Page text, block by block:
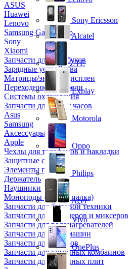
ASUS
Huawei
Lenovo
Samsung Galaxy Tab
Sony
Xiaomi
Запчасти для ноутбуков
Зарядные устройства
Матрицы/экраны/дисплеи
Переходники и кабели
Системы охлаждения
Запчасти для смарт часов
Asus
Samsung
Аксессуары
Apple
Чехлы для телефонов и накладки
Защитные стекла
Элементы питания
Держатель
Наушники
Моноподы (Селфи палка)
Запчасти для бытовой техники
Запчасти для блендеров и миксеров
Запчасти для водонагревателей
Запчасти для кофемашин
Запчасти для кулеров
Запчасти для кухонных комбаинов
Запчасти для кухонных плит
Sony Ericsson
Alcatel
ZTE
Explay
Motorola
Oppo
Philips
Acer
Vivo
OnePlus